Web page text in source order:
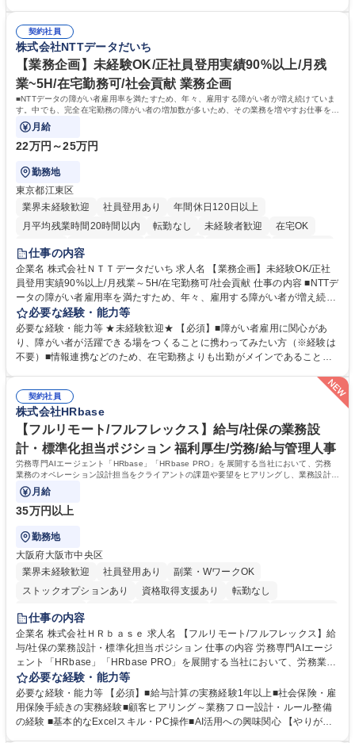
募集職種 【大阪・京都・滋賀】営業事務 ※未経験可
えて、お客様や社員の状況に合わせ、能動的なサポート、改善の動きも期
待され。組織を支えるスペシャリストとして、チームに貢献し、結果的に
社員から頼られる存在になることができます。平均19:30の退勤以降の業
務の持ち帰りも禁止されており、メリハリのある働き方となります。 学
歴・資格 学歴：大学院 大学 高専 短大 語学力： 資格：
契約社員
株式会社NTTデータだいち
【業務企画】未経験OK/正社員登用実績90%以上/月残
業~5H/在宅勤務可/社会貢献 業務企画
■NTTデータの障がい者雇用率を満たすため、年々、雇用する障がい者が増え続けていま
す。中でも、完全在宅勤務の障がい者の増加数が多いため、その業務を増やすお仕事を担
っていただきます。
月給
22万円～25万円
勤務地
東京都江東区
業界未経験歓迎
社員登用あり
年間休日120日以上
月平均残業時間20時間以内
転勤なし 未経験者歓迎
在宅OK
育休あり
完全週休2日制
仕事の内容
企業名 株式会社ＮＴＴデータだいち 求人名 【業務企画】未経験OK/正社
員登用実績90%以上/月残業～5H/在宅勤務可/社会貢献 仕事の内容 ■NTTデ
ータの障がい者雇用率を満たすため、年々、雇用する障がい者が増え続け
ています。中でも、完全在宅勤務の障がい者の増加数が多いため、その業
務を増やすお仕事を担っていただきます。 【詳細】■既存業務の拡大およ
び運用のサポート(オペレーション業務:申請書の作成代行等) ■新規事業・
サービスの企画立案および推進 障がい者の方にどんな仕事があると良いか
します。 ■在宅勤務の障がい者社員とのコミュニケーションを通じた適性
やスキルの把握 ■AI活用業務など、既存領域を超えた案件の開拓 ■NTTデ
ータグループの会社へ提案活動 募集職種 【業務企画】未経験OK/正社員登
用実績90%以上/月残業～5H/在宅勤務可/社会貢献
必要な経験・能力等
必要な経験・能力等 ★未経験歓迎★ 【必須】■障がい者雇用に関心があ
り、障がい者が活躍できる場をつくることに携わってみたい方（※経験は
不要）■情報連携などのため、在宅勤務よりも出勤がメインであることに
や活躍の場を生む、唯一無二の社会貢献性を実感できます。 【正社員登
用】正社員登用を前提としておりますので、最短で1.5年～2年で正社員へ
の雇用切り替えとなります。過去の正社員登用率は90％です。 将来的に
は当社の中核となる管理職になって頂く事を期待しています。 正社員登用
に向け全力でサポートを行いますのでご安心ください。 学歴・資格 学
歴：大学院 大学 高専 短大 専修学校 高校 語学力： 資格：
契約社員
株式会社HRbase
【フルリモート/フルフレックス】給与/社保の業務設
計・標準化担当ポジション 福利厚生/労務/給与管理人事
労務専門AIエージェント「HRbase」「HRbase PRO」を展開する当社において、労務
業務のオペレーション設計担当をクライアントの課題や要望をヒアリングし、業務設計や
システム設定へと落とし込むポジションです。
月給
35万円以上
勤務地
大阪府大阪市中央区
業界未経験歓迎
社員登用あり
副業・WワークOK
ストックオプションあり
資格取得支援あり
転勤なし
時短勤務あり
服装自由
仕事の内容
企業名 株式会社ＨＲｂａｓｅ 求人名 【フルリモート/フルフレックス】給
与/社保の業務設計・標準化担当ポジション 仕事の内容 労務専門AIエージ
ェント「HRbase」「HRbase PRO」を展開する当社において、労務業務
のオペレーション設計担当をクライアントの課題や要望をヒアリングし、
業務設計やシステム設定へと落とし込むポジションです。 【具体的に
は】・業務オペレーション設計（要件定義/顧客ヒアリング/業務オペレー
ションの洗い出し、ルール整備、システム設定) ・業務マニュアル作成、
必要な経験・能力等
必要な経験・能力等 【必須】■給与計算の実務経験1年以上■社会保険・雇
用保険手続きの実務経験■顧客ヒアリング～業務フロー設計・ルール整備
の経験 ■基本的なExcelスキル・PC操作■AI活用への興味関心 【やりが